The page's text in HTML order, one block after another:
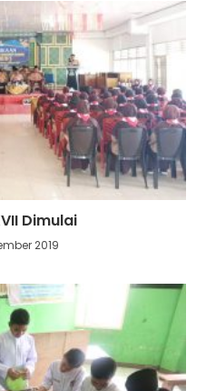
Dimulai
2019